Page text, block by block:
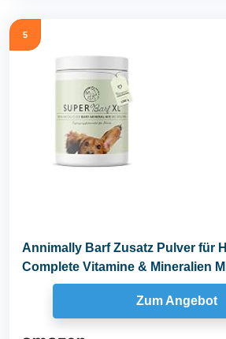
5
Annimally Barf Zusatz Pulver für
Complete Vitamine & Mineralien
Zum Angebot